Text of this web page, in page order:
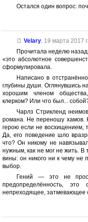
Остался один вопрос:
Velary, 19 марта 2017 г.
Прочитала неделю
«это абсолютное
сформулировала.
Написано в
глубины души. Оглянувшись
хорошим членом
клерком? Или что был...
Чарлз Стрикленд
романа. Не переношу хамов.
герою если не восхищением,
Да, его поведение шло
что? Он никому не
нужным, как не мог не жить. В
вины: он никого ни к чему не
выбор.
Гений — это не
предопределённость,
непреходящее, затмевающее